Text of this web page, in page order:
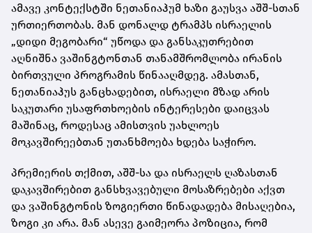
ამავე კონტექსტში ნეთანიაჰუმ ხაზი გაუსვა აშშ-სთან
ურთიერთობას. მან დონალდ ტრამპს ისრაელის
„დიდი მეგობარი“ უწოდა და განსაკუთრებით
აღნიშნა ვაშინგტონთან თანამშრომლობა ირანის
ბირთვული პროგრამის წინააღმდეგ. ამასთან,
ნეთანიაჰუს განცხადებით, ისრაელი მზად არის
საკუთარი უსაფრთხოების ინტერესები დაიცვას
მაშინაც, როდესაც ამისთვის უახლოეს
მოკავშირეებთან უთანხმოება ხდება საჭირო.
პრემიერის თქმით, აშშ-სა და ისრაელს ღაზასთან
დაკავშირებით განსხვავებული მოსაზრებები აქვთ
და ვაშინგტონის ზოგიერთი წინადადება მისაღებია,
ზოგი კი არა. მან ასევე გაიმეორა პოზიცია, რომ